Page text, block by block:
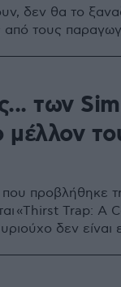
δεν θα το
από τους
των
προβλήθηκε
«Thirst Trap:
δεν είναι